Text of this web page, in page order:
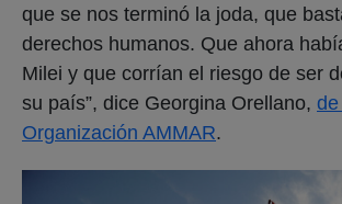
que se nos terminó la joda, que
derechos humanos. Que ahora
Milei y que corrían el riesgo de ser
su país”, dice Georgina Orellano, de
Organización AMMAR.